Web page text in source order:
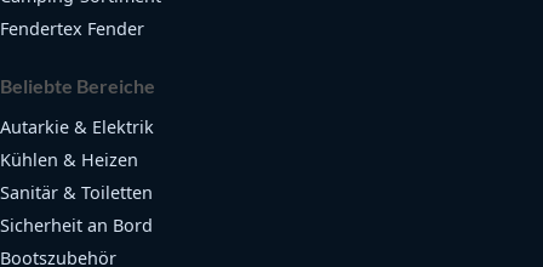
Fendertex Fender
Beliebte Bereiche
Autarkie & Elektrik
Kühlen & Heizen
Sanitär & Toiletten
Sicherheit an Bord
Bootszubehör